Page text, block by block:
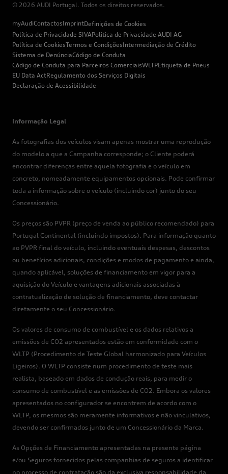
© 2026 AUDI Portugal. Todos os direitos reservados.
myAudiContactosImprintDefinições de Cookies
Política de Privacidade SIVAPolitica de Privacidade AUDI AG
Política de CookiesTermos e CondiçõesIntermediação de Crédito
Sistema de DenúnciaCódigo de Conduta
Código de Conduta para Parceiros ComerciaisWLTPEtiqueta de Pneus
EU Data ActRegulamento dos Serviços Digitais
Declaração de Acessibilidade
Informação Legal
As fotografias dos veículos visam apenas mostrar uma reprodução
do modelo a que a Campanha corresponde; o Cliente poderá
encontrar diferenças entre aquela fotografia e o veículo em
concreto, nomeadamente equipamentos opcionais. Pode confirmar
toda a informação sobre o veículo (incluindo cor) junto do seu
Concessionário.
Os preços são PVPR (preço de venda ao público recomendado) para
Portugal Continental (incluindo impostos). Para informação quanto
ao PVPR final do veículo, incluindo eventuais despesas, descontos
ou benefícios adicionais, condições e modos de pagamento e ainda,
quando aplicável, soluções de financiamento em vigor para a
aquisição do Veículo e vantagens adicionais associadas à
contratualização de solução de financiamento, deve contactar
diretamente o seu Concessionário.
Os valores de consumo de combustível e os dados relativos a
emissões de CO2 apresentados estão em conformidade com o
WLTP (Procedimento de Teste Global harmonizado para Veículos
Ligeiros). O WLTP consiste num procedimento de teste mais
realista, baseado em dados de condução reais, para medir o
consumo de combustível e as emissões de CO2. Embora os valores
apresentados no configurador se encontrem de acordo com o
WLTP, os mesmos são meramente informativos e não vinculativos,
devendo ser confirmados junto de um Concessionário da Marca.
As Opções de Financiamento apresentadas na presente página
e/ou Seguros fornecidos pelas companhias de seguros a identificar
no processo de contratação são da exclusiva responsabilidade da